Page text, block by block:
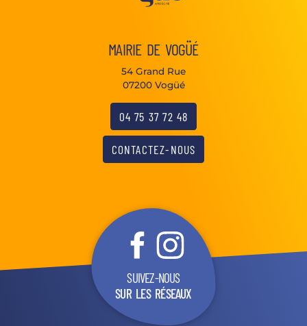
MAIRIE DE VOGÜÉ
54 Grand Rue
07200 Vogüé
04 75 37 72 48
CONTACTEZ-NOUS
SUIVEZ-NOUS
SUR LES RÉSEAUX